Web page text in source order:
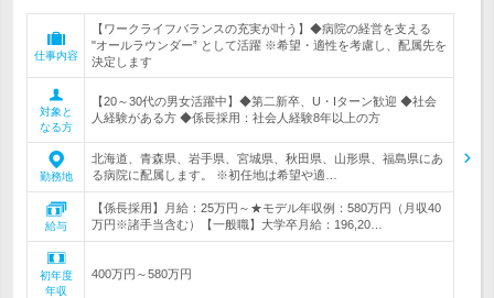
仕事内容
【ワークライフバランスの充実が叶う】◆病院の経営を支える
"オールラウンダー” として活躍 ※希望・適性を考慮し、配属先を
決定します
対象と
なる方
【20～30代の男女活躍中】◆第二新卒、U・Iターン歓迎 ◆社会
人経験がある方 ◆係長採用：社会人経験8年以上の方
勤務地
北海道、青森県、岩手県、宮城県、秋田県、山形県、福島県にあ
る病院に配属します。 ※初任地は希望や適…
給与
【係長採用】月給：25万円～★モデル年収例：580万円（月収40
万円※諸手当含む）【一般職】大学卒月給：196,20…
初年度
年収
400万円～580万円